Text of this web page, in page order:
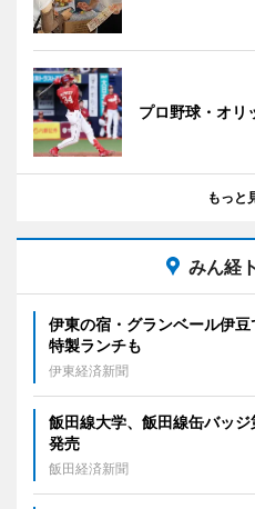
プロ野球・オ
もっと
みん経
伊東の宿・グランベール伊
特製ランチも
伊東経済新聞
飯田線大学、飯田線缶バッ
発売
飯田経済新聞